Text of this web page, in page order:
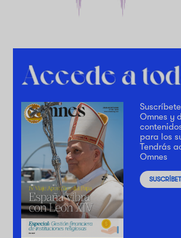
Omnes y
para los
Tendrás
Omnes